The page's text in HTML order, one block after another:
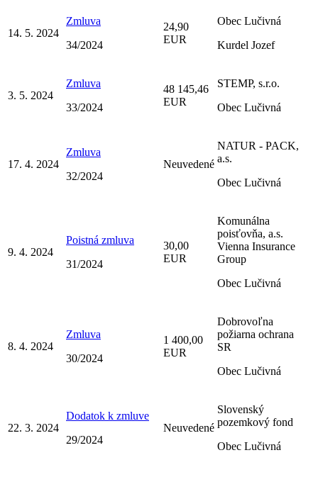
14. 5. 2024
Zmluva
34/2024
24,90
EUR
Obec Lučivná
Kurdel Jozef
3. 5. 2024
Zmluva
33/2024
48 145,46
EUR
STEMP, s.r.o.
Obec Lučivná
17. 4. 2024
Zmluva
32/2024
Neuvedené
NATUR - PACK,
a.s.
Obec Lučivná
9. 4. 2024
Poistná zmluva
31/2024
30,00
EUR
Komunálna
poisťovňa, a.s.
Vienna Insurance
Group
Obec Lučivná
8. 4. 2024
Zmluva
30/2024
1 400,00
EUR
Dobrovoľna
požiarna ochrana
SR
Obec Lučivná
22. 3. 2024
Dodatok k zmluve
29/2024
Neuvedené
Slovenský
pozemkový fond
Obec Lučivná